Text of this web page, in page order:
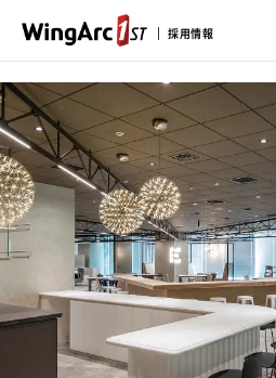
採用情報